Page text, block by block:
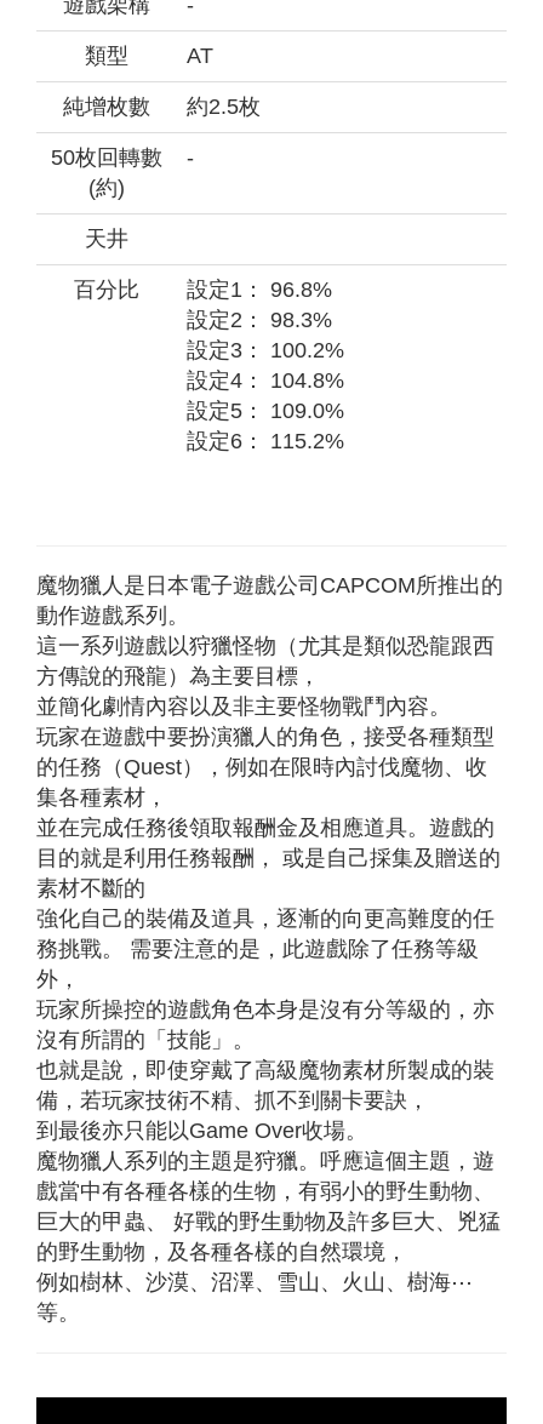
遊戲架構 -
類型 AT
純增枚數 約2.5枚
50枚回轉數
(約)
-
天井
百分比
設定1： 96.8%
設定2： 98.3%
設定3： 100.2%
設定4： 104.8%
設定5： 109.0%
設定6： 115.2%
魔物獵人是日本電子遊戲公司CAPCOM所推出的
動作遊戲系列。
這一系列遊戲以狩獵怪物（尤其是類似恐龍跟西
方傳說的飛龍）為主要目標，
並簡化劇情內容以及非主要怪物戰鬥內容。
玩家在遊戲中要扮演獵人的角色，接受各種類型
的任務（Quest），例如在限時內討伐魔物、收
集各種素材，
並在完成任務後領取報酬金及相應道具。遊戲的
目的就是利用任務報酬， 或是自己採集及贈送的
素材不斷的
強化自己的裝備及道具，逐漸的向更高難度的任
務挑戰。 需要注意的是，此遊戲除了任務等級
外，
玩家所操控的遊戲角色本身是沒有分等級的，亦
沒有所謂的「技能」。
也就是說，即使穿戴了高級魔物素材所製成的裝
備，若玩家技術不精、抓不到關卡要訣，
到最後亦只能以Game Over收場。
魔物獵人系列的主題是狩獵。呼應這個主題，遊
戲當中有各種各樣的生物，有弱小的野生動物、
巨大的甲蟲、 好戰的野生動物及許多巨大、兇猛
的野生動物，及各種各樣的自然環境，
例如樹林、沙漠、沼澤、雪山、火山、樹海⋯
等。